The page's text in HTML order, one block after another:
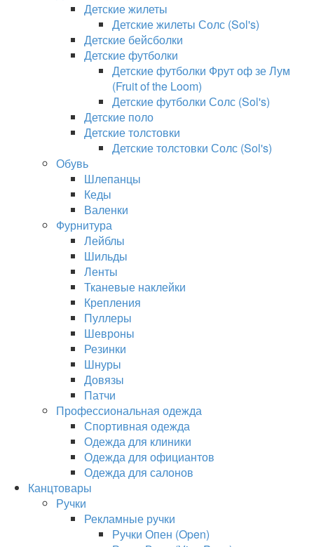
Детские жилеты
Детские жилеты Солс (Sol's)
Детские бейсболки
Детские футболки
Детские футболки Фрут оф зе Лум
(Fruit of the Loom)
Детские футболки Солс (Sol's)
Детские поло
Детские толстовки
Детские толстовки Солс (Sol's)
Обувь
Шлепанцы
Кеды
Валенки
Фурнитура
Лейблы
Шильды
Ленты
Тканевые наклейки
Крепления
Пуллеры
Шевроны
Резинки
Шнуры
Довязы
Патчи
Профессиональная одежда
Спортивная одежда
Одежда для клиники
Одежда для официантов
Одежда для салонов
Канцтовары
Ручки
Рекламные ручки
Ручки Опен (Open)